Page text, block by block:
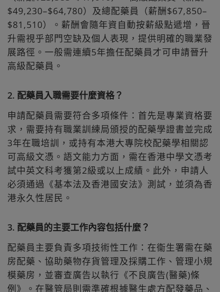
$49,230–$64,780）及總配藥員（薪酬$67,850–
$81,510）。薪酬會隨年資自動按薪級點遞增，晉
升需視乎部門空缺及個人表現，提供明確的職業發
展路徑。一般需連續5年擔任配藥員才可申請晉升
高級配藥員。
2. 配藥員入職需要什麼資格？
申請配藥員需要符合多項條件：首先是專業資格要
求，需要持有職業訓練局頒授的配藥學證書並完成
3年在職培訓，或持有本港大專院校配藥學相關認
可高級文憑。語文能力方面，需在香港中學文憑考
試中英文科考獲第2級或以上成績。此外，申請人
必須通過《基本法及香港國安法》測試，並須為香
港永久性居民。
3. 配藥員的主要工作內容包括什麼？
配藥員主要負責多項技術性工作：在衞生署需在藥
房配藥、協助藥物存貨管理及採購工作、管理小規
模藥房，並審查廣告以執行《不良廣告(醫藥)條
例》。在醫管局則需準確根據醫生處方配發藥品、